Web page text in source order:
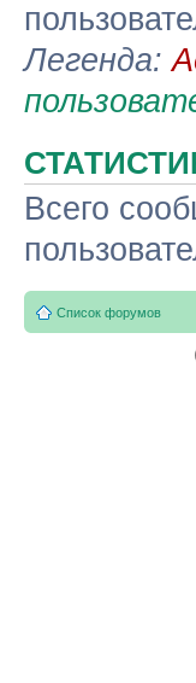
Легенда:
Всего
Список форумов